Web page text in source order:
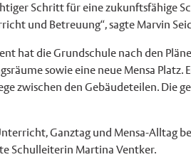
Schritt für eine zukunftsfähige
und Betreuung“, sagte Marvin
hat die Grundschule nach den
sowie eine neue Mensa
zwischen den Gebäudeteilen. Die
Ganztag und Mensa-Alltag
Schulleiterin Martina Ventker.